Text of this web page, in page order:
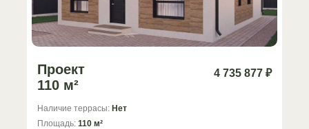
Проект
110 м²
4 735 877 ₽
Наличие террасы: Нет
Площадь: 110 м²